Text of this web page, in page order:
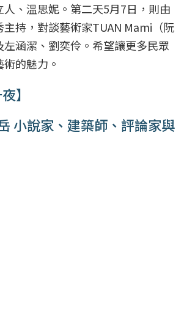
、温思妮。第二天5月7日，則由
持，對談藝術家TUAN Mami（阮
涵潔、劉奕伶。希望讓更多民眾
的魅力。
】
小說家、建築師、評論家與